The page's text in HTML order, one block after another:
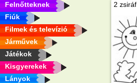
Felnőtteknek
Fiúk
Filmek és televízió
Járművek
Játékok
Kisgyerekek
Lányok
2 zsiráf